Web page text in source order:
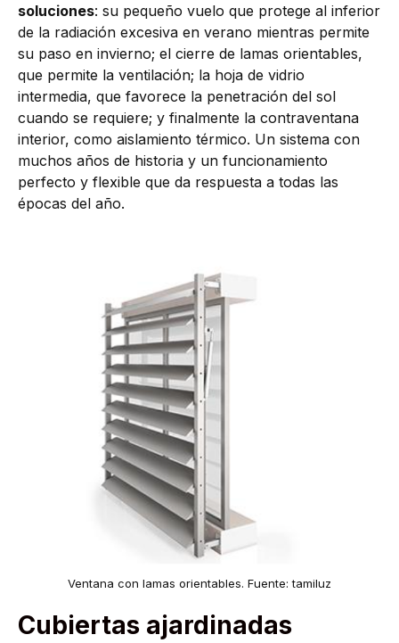
soluciones: su pequeño vuelo que protege al inferior
de la radiación excesiva en verano mientras permite
su paso en invierno; el cierre de lamas orientables,
que permite la ventilación; la hoja de vidrio
intermedia, que favorece la penetración del sol
cuando se requiere; y finalmente la contraventana
interior, como aislamiento térmico. Un sistema con
muchos años de historia y un funcionamiento
perfecto y flexible que da respuesta a todas las
épocas del año.
Ventana con lamas orientables. Fuente: tamiluz
Cubiertas ajardinadas